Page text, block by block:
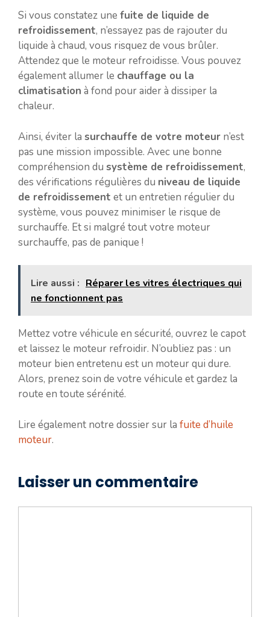
Si vous constatez une fuite de liquide de
refroidissement, n’essayez pas de rajouter du
liquide à chaud, vous risquez de vous brûler.
Attendez que le moteur refroidisse. Vous pouvez
également allumer le chauffage ou la
climatisation à fond pour aider à dissiper la
chaleur.
Ainsi, éviter la surchauffe de votre moteur n’est
pas une mission impossible. Avec une bonne
compréhension du système de refroidissement,
des vérifications régulières du niveau de liquide
de refroidissement et un entretien régulier du
système, vous pouvez minimiser le risque de
surchauffe. Et si malgré tout votre moteur
surchauffe, pas de panique !
Lire aussi : Réparer les vitres électriques qui
ne fonctionnent pas
Mettez votre véhicule en sécurité, ouvrez le capot
et laissez le moteur refroidir. N’oubliez pas : un
moteur bien entretenu est un moteur qui dure.
Alors, prenez soin de votre véhicule et gardez la
route en toute sérénité.
Lire également notre dossier sur la fuite d’huile
moteur.
Laisser un commentaire